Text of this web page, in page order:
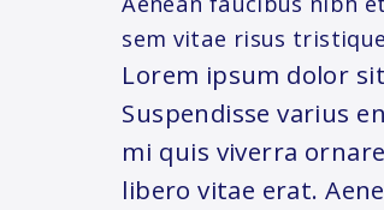
sem vitae risus
Lorem ipsum dolor
Suspendisse varius
mi quis viverra
libero vitae erat.